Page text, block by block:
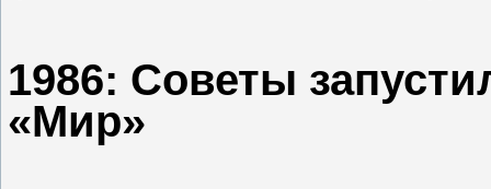
1986: Советы
«Мир»